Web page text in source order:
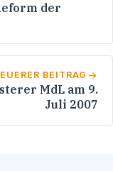
der
BEITRAG
MdL am 9.
Juli 2007